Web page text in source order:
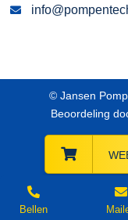
© Jansen
Beoordeling
Bellen